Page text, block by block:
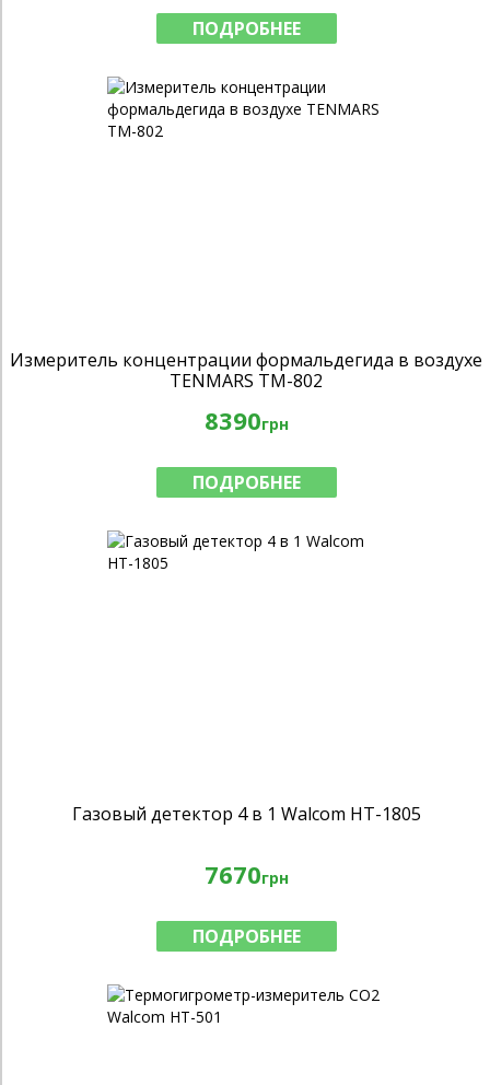
ПОДРОБНЕЕ
Измеритель концентрации формальдегида в воздухе
TENMARS TM-802
8390грн
ПОДРОБНЕЕ
Газовый детектор 4 в 1 Walcom HT-1805
7670грн
ПОДРОБНЕЕ